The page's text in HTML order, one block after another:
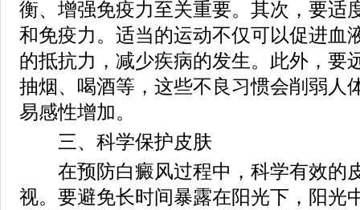
衡、增强免疫力至关重要。其次，要适
和免疫力。适当的运动不仅可以促进血
的抵抗力，减少疾病的发生。此外，要
抽烟、喝酒等，这些不良习惯会削弱人
易感性增加。
三、科学保护皮肤
在预防白癜风过程中，科学有效的
视。要避免长时间暴露在阳光下，阳光